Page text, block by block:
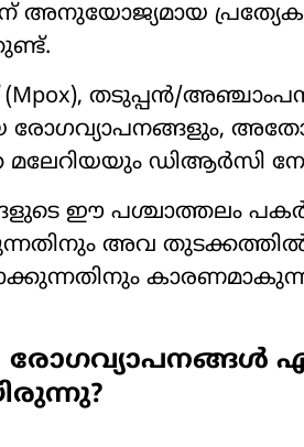
അനുയോജ്യമായ
തടുപ്പൻ/അഞ്ചാംപനി
മലേറിയയും ഡിആർസി
ഈ പശ്ചാത്തലം
അവ